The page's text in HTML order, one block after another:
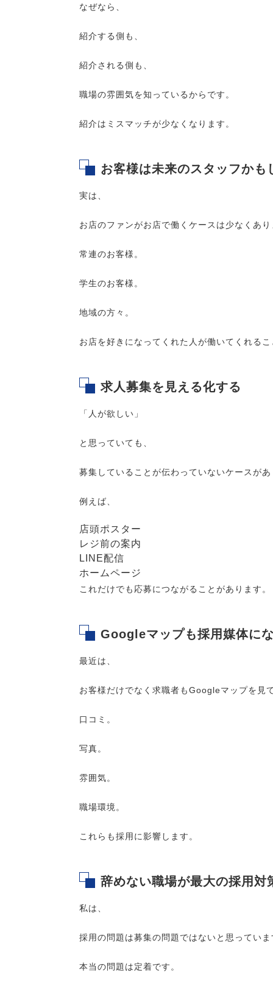
なぜなら、
紹介する側も、
紹介される側も、
職場の雰囲気を知っているからです。
紹介はミスマッチが少なくなります。
お客様は未来のスタッフかも
実は、
お店のファンがお店で働くケースは少なくあ
常連のお客様。
学生のお客様。
地域の方々。
お店を好きになってくれた人が働いてくれる
求人募集を見える化する
「人が欲しい」
と思っていても、
募集していることが伝わっていないケースが
例えば、
店頭ポスター
レジ前の案内
LINE配信
ホームページ
これだけでも応募につながることがあります。
Googleマップも採用媒体に
最近は、
お客様だけでなく求職者もGoogleマップを見
口コミ。
写真。
雰囲気。
職場環境。
これらも採用に影響します。
辞めない職場が最大の採用対
私は、
採用の問題は募集の問題ではないと思っていま
本当の問題は定着です。